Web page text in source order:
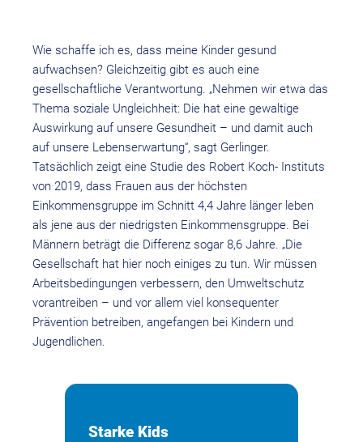
Wie schaffe ich es, dass meine Kinder gesund
aufwachsen? Gleichzeitig gibt es auch eine
gesellschaftliche Verantwortung. „Nehmen wir etwa das
Thema soziale Ungleichheit: Die hat eine gewaltige
Auswirkung auf unsere Gesundheit – und damit auch
auf unsere Lebenserwartung“, sagt Gerlinger.
Tatsächlich zeigt eine Studie des Robert Koch- Instituts
von 2019, dass Frauen aus der höchsten
Einkommensgruppe im Schnitt 4,4 Jahre länger leben
als jene aus der niedrigsten Einkommensgruppe. Bei
Männern beträgt die Differenz sogar 8,6 Jahre. „Die
Gesellschaft hat hier noch einiges zu tun. Wir müssen
Arbeitsbedingungen verbessern, den Umweltschutz
vorantreiben – und vor allem viel konsequenter
Prävention betreiben, angefangen bei Kindern und
Jugendlichen.
Starke Kids